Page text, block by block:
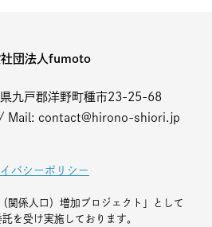
団法人fumoto
九戸郡洋野町種市23-25-68
Mail: contact@hirono-shiori.jp
バシーポリシー
関係人口）増加プロジェクト」として
を受け実施しております。